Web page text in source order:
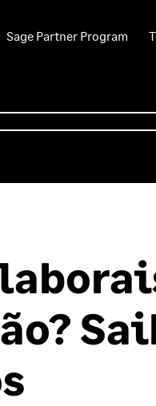
Sage Partner Program